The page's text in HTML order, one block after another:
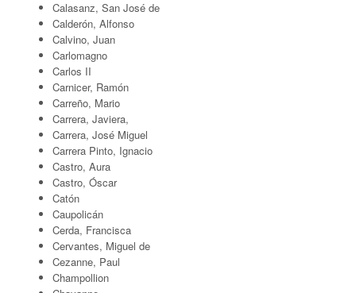
Calasanz, San José de
Calderón, Alfonso
Calvino, Juan
Carlomagno
Carlos II
Carnicer, Ramón
Carreño, Mario
Carrera, Javiera,
Carrera, José Miguel
Carrera Pinto, Ignacio
Castro, Aura
Castro, Óscar
Catón
Caupolicán
Cerda, Francisca
Cervantes, Miguel de
Cezanne, Paul
Champollion